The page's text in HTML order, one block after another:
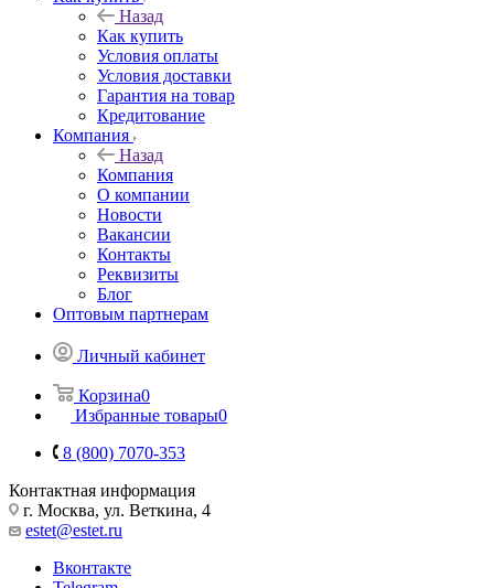
Назад
Как купить
Условия оплаты
Условия доставки
Гарантия на товар
Кредитование
Компания
Назад
Компания
О компании
Новости
Вакансии
Контакты
Реквизиты
Блог
Оптовым партнерам
Личный кабинет
Корзина0
Избранные товары0
8 (800) 7070-353
Контактная информация
г. Москва, ул. Веткина, 4
estet@estet.ru
Вконтакте